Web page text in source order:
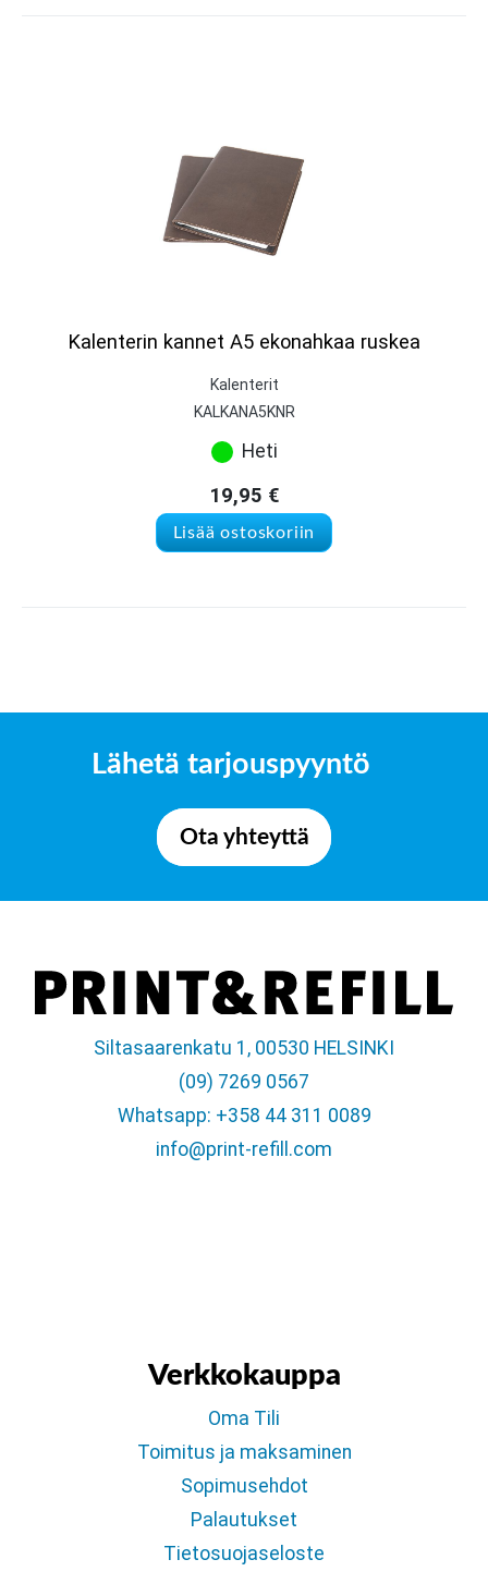
Kalenterin kannet A5 ekonahkaa ruskea
Kalenterit
KALKANA5KNR
Heti
19,95 €
Lisää ostoskoriin
Lähetä tarjouspyyntö
Ota yhteyttä
Siltasaarenkatu 1, 00530 HELSINKI
(09) 7269 0567
Whatsapp: +358 44 311 0089
info@print-refill.com
Verkkokauppa
Oma Tili
Toimitus ja maksaminen
Sopimusehdot
Palautukset
Tietosuojaseloste